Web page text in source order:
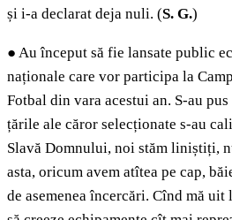
și i-a declarat deja nuli. (S. G.)
● Au început să fie lansate public
naționale care vor participa la
Fotbal din vara acestui an. S-au
țările ale căror selecționate s-au
Slavă Domnului, noi stăm liniștiți,
asta, oricum avem atîtea pe cap,
de asemenea încercări. Cînd mă